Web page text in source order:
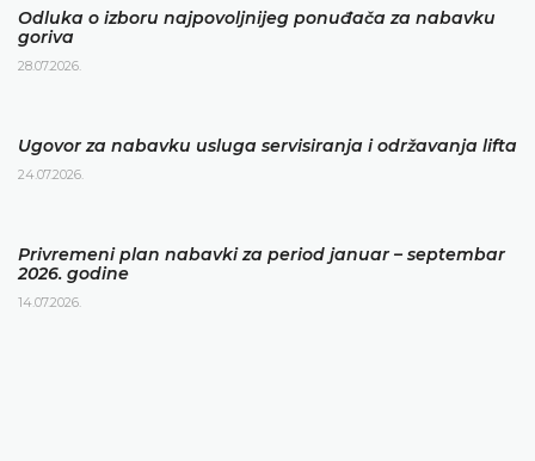
Odluka o izboru najpovoljnijeg ponuđača za nabavku
goriva
28.07.2026.
Ugovor za nabavku usluga servisiranja i održavanja lifta
24.07.2026.
Privremeni plan nabavki za period januar – septembar
2026. godine
14.07.2026.